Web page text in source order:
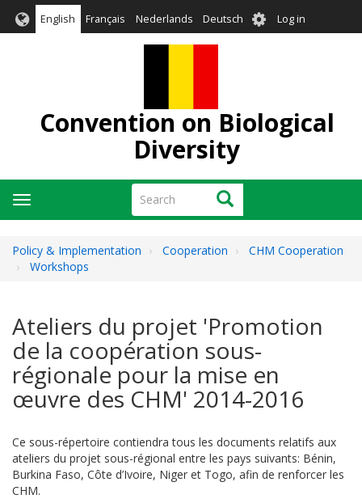
English Français Nederlands Deutsch User
account
Log in
Convention on Biological
Diversity
Search Search
Toggle
navigation
Policy & Implementation Cooperation
CHM Cooperation
Workshops
Ateliers du projet 'Promotion
de la coopération sous-
régionale pour la mise en
œuvre des CHM' 2014-2016
Ce sous-répertoire contiendra tous les documents relatifs aux
ateliers du projet sous-régional entre les pays suivants: Bénin,
Burkina Faso, Côte d’Ivoire, Niger et Togo, afin de renforcer les
CHM.